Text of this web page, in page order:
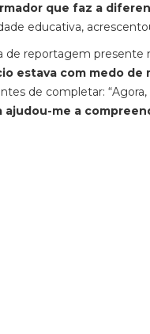
que faz a
educativa,
de reportagem presente
estava com medo
de completar:
ajudou-me a